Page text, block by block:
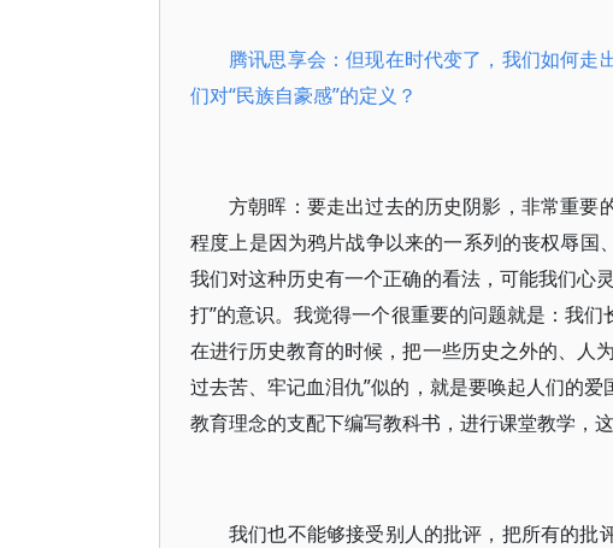
腾讯思享会：但现在时代变了，我们如何
们对“民族自豪感”的定义？
方朝晖：要走出过去的历史阴影，非常重要
程度上是因为鸦片战争以来的一系列的丧权辱
我们对这种历史有一个正确的看法，可能我们心
打”的意识。我觉得一个很重要的问题就是：我
在进行历史教育的时候，把一些历史之外的、人
过去苦、牢记血泪仇”似的，就是要唤起人们的
教育理念的支配下编写教科书，进行课堂教学，
我们也不能够接受别人的批评，把所有的批